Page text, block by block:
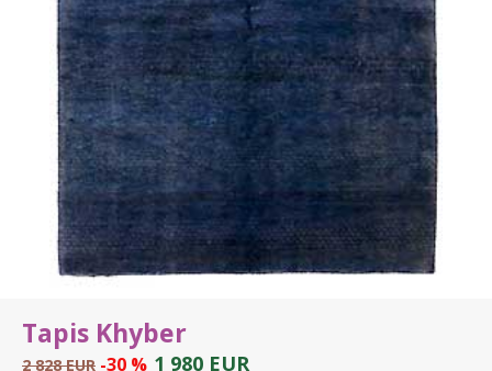
Tapis Khyber
2 828 EUR -30 % 1 980 EUR